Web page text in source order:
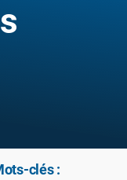
clés :